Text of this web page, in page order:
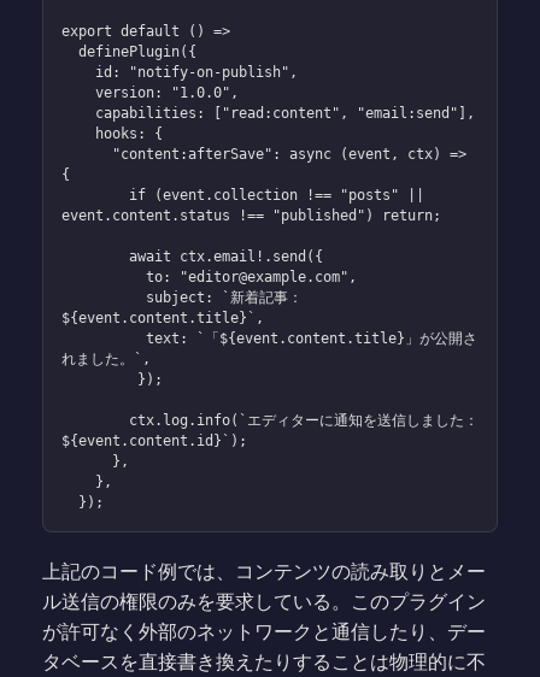
export default () =>
{
event.content.status !== "published") return;
${event.content.title}`,
れました。`,
${event.content.id}`);
  });
上記のコード例では、コンテンツの読み取りとメー
ル送信の権限のみを要求している。このプラグイン
が許可なく外部のネットワークと通信したり、デー
タベースを直接書き換えたりすることは物理的に不